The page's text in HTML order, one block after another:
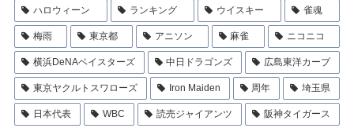
ハロウィーン ランキング ウイスキー 雀魂
梅雨 東京都 アニソン 麻雀 ニコニコ
横浜DeNAベイスターズ 中日ドラゴンズ 広島東洋カープ
東京ヤクルトスワローズ Iron Maiden 周年 埼玉県
日本代表 WBC 読売ジャイアンツ 阪神タイガース